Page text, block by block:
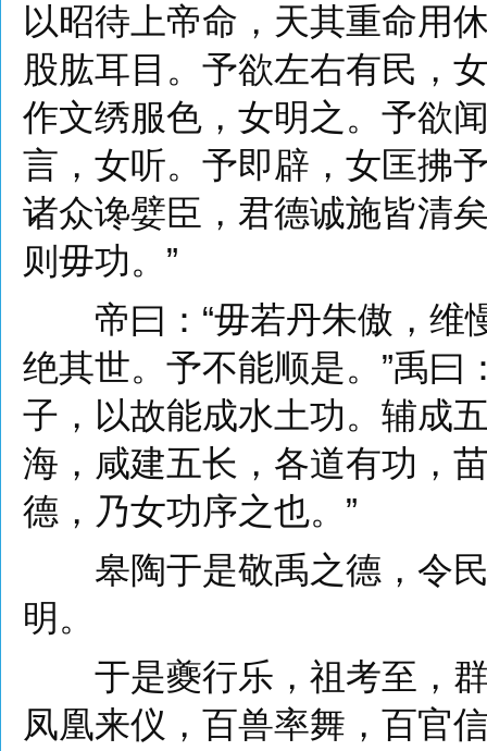
以昭待上帝命，天其重命用
股肱耳目。予欲左右有民，
作文绣服色，女明之。予欲
言，女听。予即辟，女匡拂
诸众谗嬖臣，君德诚施皆清
则毋功。”
帝曰：“毋若丹朱傲，维
绝其世。予不能顺是。”禹曰
子，以故能成水土功。辅成
海，咸建五长，各道有功，
德，乃女功序之也。”
皋陶于是敬禹之德，令民
明。
于是夔行乐，祖考至，群
凤凰来仪，百兽率舞，百官